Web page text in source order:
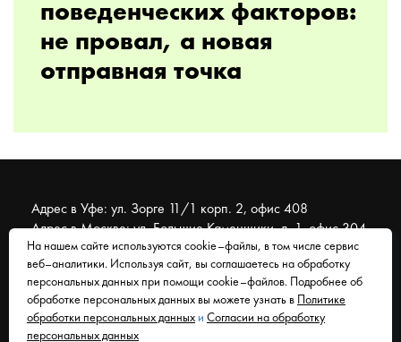
поведенческих факторов:
не провал, а новая
отправная точка
Адрес в Уфе: ул. Зорге 11/1 корп. 2, офис 408
Адрес в Москве: ул. Большие Каменщики, д. 1, офис 304
© 2007 - 2026 Муравейник. SEO-продвижение, реклама,
сайты. Находимся в Уфе, работаем со всем миром.
Согласие на обработку персональных данных
На нашем сайте используются cookie–файлы, в том числе сервис
веб–аналитики. Используя сайт, вы соглашаетесь на обработку
персональных данных при помощи cookie–файлов. Подробнее об
обработке персональных данных вы можете узнать в
Политике
обработки персональных данных и Согласии на обработку
персональных данных